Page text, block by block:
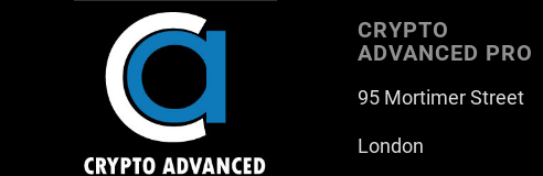
CRYPTO
ADVANCED PRO
95 Mortimer Street
London